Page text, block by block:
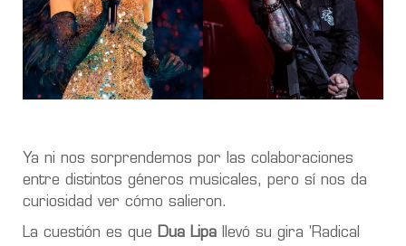
Ya ni nos sorprendemos por las colaboraciones
entre distintos géneros musicales, pero sí nos da
curiosidad ver cómo salieron.
La cuestión es que Dua Lipa llevó su gira 'Radical